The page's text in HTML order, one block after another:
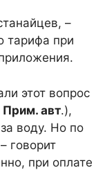
–
тарифа при
этот вопрос
Прим. авт.),
воду. Но по
говорит
при оплате